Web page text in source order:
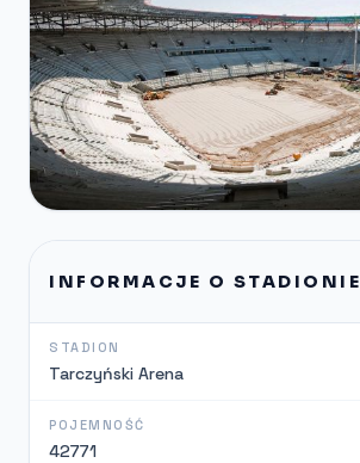
INFORMACJE O STADIONIE
STADION
Tarczyński Arena
POJEMNOŚĆ
42771